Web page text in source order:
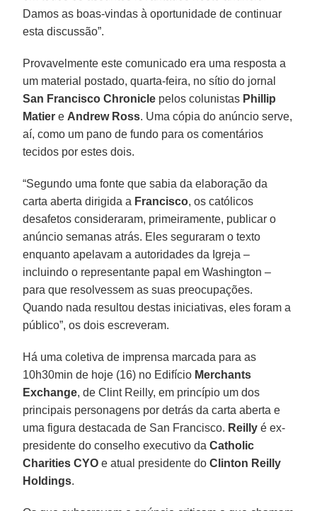
Damos as boas-vindas à oportunidade de continuar
esta discussão”.
Provavelmente este comunicado era uma resposta a
um material postado, quarta-feira, no sítio do jornal
San Francisco Chronicle pelos colunistas Phillip
Matier e Andrew Ross. Uma cópia do anúncio serve,
aí, como um pano de fundo para os comentários
tecidos por estes dois.
“Segundo uma fonte que sabia da elaboração da
carta aberta dirigida a Francisco, os católicos
desafetos consideraram, primeiramente, publicar o
anúncio semanas atrás. Eles seguraram o texto
enquanto apelavam a autoridades da Igreja –
incluindo o representante papal em Washington –
para que resolvessem as suas preocupações.
Quando nada resultou destas iniciativas, eles foram a
público”, os dois escreveram.
Há uma coletiva de imprensa marcada para as
10h30min de hoje (16) no Edifício Merchants
Exchange, de Clint Reilly, em princípio um dos
principais personagens por detrás da carta aberta e
uma figura destacada de San Francisco. Reilly é ex-
presidente do conselho executivo daCatholic
Charities CYO e atual presidente doClinton Reilly
Holdings.